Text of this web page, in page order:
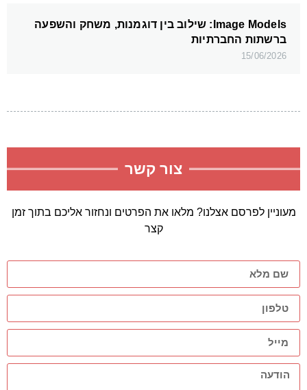
Image Models: שילוב בין דוגמנות, משחק והשפעה
ברשתות החברתיות
15/06/2026
צור קשר
מעוניין לפרסם אצלנו? מלאו את הפרטים ונחזור אליכם בתוך זמן
קצר